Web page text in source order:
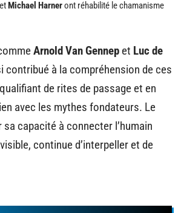
etMichael Harneront réhabilité le chamanisme
Arnold Van Gennep et Luc de
contribué à la compréhension de ces
de rites de passage et en
avec les mythes fondateurs. Le
sa capacité à connecter l’humain
continue d’interpeller et de